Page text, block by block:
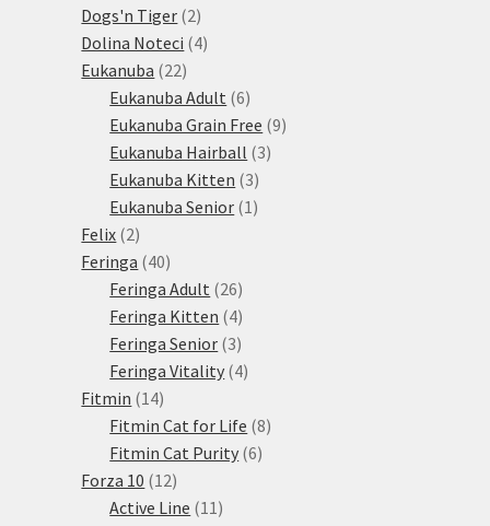
produktů
Dogs'n Tiger 22
produkty
Dolina Noteci 44
Eukanuba 2222
produktů
Eukanuba Adult 66
produktů
Eukanuba Grain Free 99
Eukanuba Hairball 33
Eukanuba Kitten 33
produkty
Eukanuba Senior 1 1
Felix 22
produkty
Feringa 4040
produktů
Feringa Adult 2626
produktů
Feringa Kitten 44
produkty
Feringa Senior 33
produkty
Feringa Vitality 44
Fitmin 1414
produktů
Fitmin Cat for Life 88
Fitmin Cat Purity 66
Forza 10 1212
produktů
Active Line 11 11